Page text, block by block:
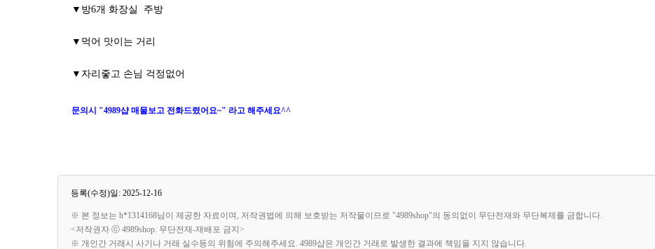
▼방6개 화장실 주방
▼먹어 맛이는 거리
▼자리줗고 손님 걱정없어
문의시 "4989샵 매물보고 전화드렸어요~" 라고 해주세요^^
등록(수정)일: 2025-12-16
※ 본 정보는 h*1314168님이 제공한 자료이며, 저작권법에 의해 보호받는 저작물이므로 "4989shop"의 동의없이 무단전재와 무단복제를 금합니다.
<저작권자 ⓒ 4989shop. 무단전재-재배포 금지>
※ 개인간 거래시 사기나 거래 실수등의 위험에 주의해주세요. 4989샵은 개인간 거래로 발생한 결과에 책임을 지지 않습니다.